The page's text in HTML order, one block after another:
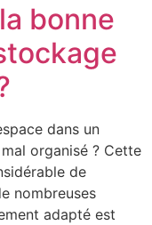
bonne
dans un
organisé ? Cette
de
nombreuses
adapté est